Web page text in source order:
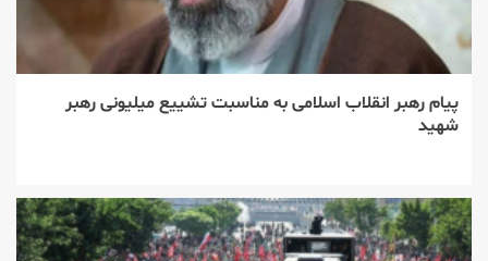
پیام رهبر انقلاب اسلامی به مناسبت تشییع میلیونی رهبر
شهید